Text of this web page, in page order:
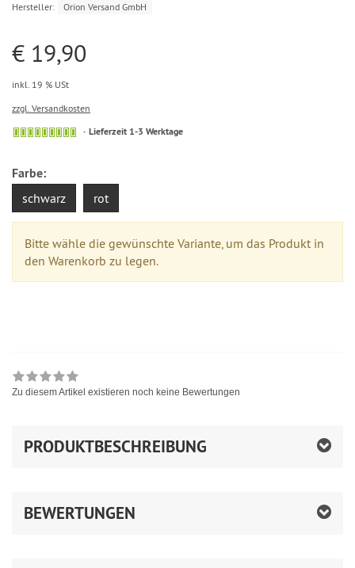
Hersteller: Orion Versand GmbH
€ 19,90
inkl. 19 % USt
zzgl. Versandkosten
Lieferzeit 1-3 Werktage
Farbe:
schwarz rot
Bitte wähle die gewünschte Variante, um das Produkt in
den Warenkorb zu legen.
Zu diesem Artikel existieren noch keine Bewertungen
PRODUKTBESCHREIBUNG
BEWERTUNGEN